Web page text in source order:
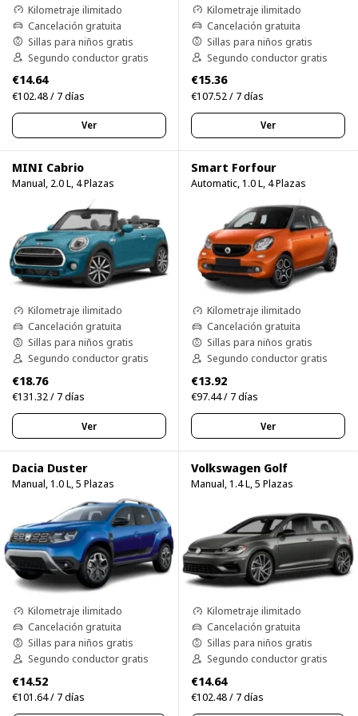
Kilometraje ilimitado
Cancelación gratuita
Sillas para niños gratis
Segundo conductor gratis
€14.64
€102.48 / 7 días
Ver
Kilometraje ilimitado
Cancelación gratuita
Sillas para niños gratis
Segundo conductor gratis
€15.36
€107.52 / 7 días
Ver
MINI Cabrio
Manual, 2.0 L, 4 Plazas
Kilometraje ilimitado
Cancelación gratuita
Sillas para niños gratis
Segundo conductor gratis
€18.76
€131.32 / 7 días
Ver
Smart Forfour
Automatic, 1.0 L, 4 Plazas
Kilometraje ilimitado
Cancelación gratuita
Sillas para niños gratis
Segundo conductor gratis
€13.92
€97.44 / 7 días
Ver
Dacia Duster
Manual, 1.0 L, 5 Plazas
Kilometraje ilimitado
Cancelación gratuita
Sillas para niños gratis
Segundo conductor gratis
€14.52
€101.64 / 7 días
Volkswagen Golf
Manual, 1.4 L, 5 Plazas
Kilometraje ilimitado
Cancelación gratuita
Sillas para niños gratis
Segundo conductor gratis
€14.64
€102.48 / 7 días